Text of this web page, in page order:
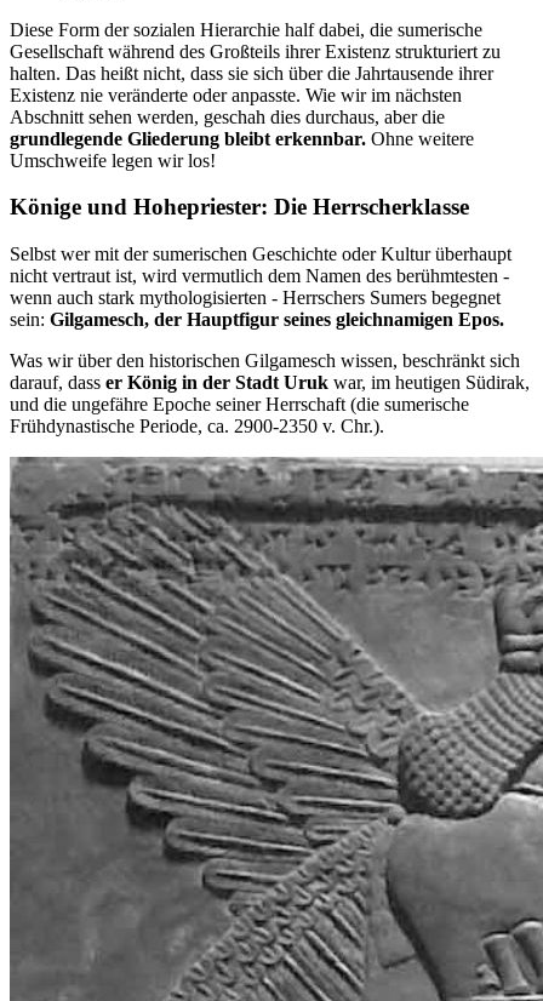
Diese Form der sozialen Hierarchie half dabei, die sumerische
Gesellschaft während des Großteils ihrer Existenz strukturiert zu
halten. Das heißt nicht, dass sie sich über die Jahrtausende ihrer
Existenz nie veränderte oder anpasste. Wie wir im nächsten
Abschnitt sehen werden, geschah dies durchaus, aber die
grundlegende Gliederung bleibt erkennbar. Ohne weitere
Umschweife legen wir los!
Könige und Hohepriester: Die Herrscherklasse
Selbst wer mit der sumerischen Geschichte oder Kultur überhaupt
nicht vertraut ist, wird vermutlich dem Namen des berühmtesten -
wenn auch stark mythologisierten - Herrschers Sumers begegnet
sein: Gilgamesch, der Hauptfigur seines gleichnamigen Epos.
Was wir über den historischen Gilgamesch wissen, beschränkt sich
darauf, dass er König in der Stadt Uruk war, im heutigen Südirak,
und die ungefähre Epoche seiner Herrschaft (die sumerische
Frühdynastische Periode, ca. 2900-2350 v. Chr.).